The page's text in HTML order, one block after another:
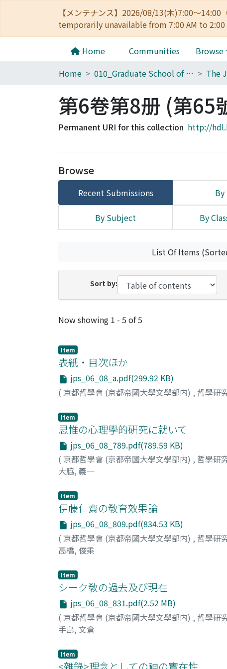
【メンテナンス】2026/08/13(木)7:00～
temporarily unavailable from 7:00 AM to
Home Communities Browse
Home
010_Graduate School of Letters
第6卷第8册 (第65
Permanent URI for this collection http://
Browse
Recent Submissions
By Subject By
List Of Items
Sort by:
Recent Submissions
Now showing 1 - 5 of 5
Item
表紙・目次ほか
jps_06_08_a.pdf(299.92 KB)
( 京都哲學會 (京都帝國大學文學部内) , 哲學研
Item
思惟の心理學的硏究に就いて
jps_06_08_789.pdf(789.59 KB)
( 京都哲學會 (京都帝國大學文學部内) , 哲學研
大脇, 義一
Item
伊藤仁齋の敎育效果論
jps_06_08_809.pdf(834.53 KB)
( 京都哲學會 (京都帝國大學文學部内) , 哲學研
高橋, 俊乘
Item
シーク敎の過去及び現在
jps_06_08_831.pdf(2.52 MB)
( 京都哲學會 (京都帝國大學文學部内) , 哲學研
手島, 文倉
Item
<雜錄>理念としての神の實在性